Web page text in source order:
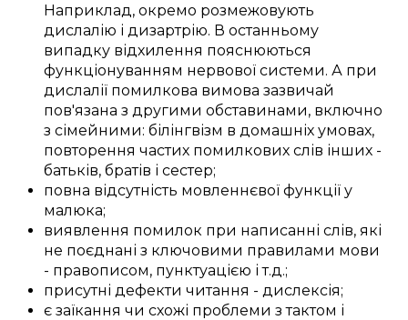
Наприклад, окремо розмежовують
дислалію і дизартрію. В останньому
випадку відхилення пояснюються
функціонуванням нервової системи. А при
дислалії помилкова вимова зазвичай
пов'язана з другими обставинами, включно
з сімейними: білінгвізм в домашніх умовах,
повторення частих помилкових слів інших -
батьків, братів і сестер;
повна відсутність мовленнєвої функції у
малюка;
виявлення помилок при написанні слів, які
не поєднані з ключовими правилами мови
- правописом, пунктуацією іт.д.;
присутні дефекти читання - дислексія;
є заїкання чи схожі проблеми зтактом і